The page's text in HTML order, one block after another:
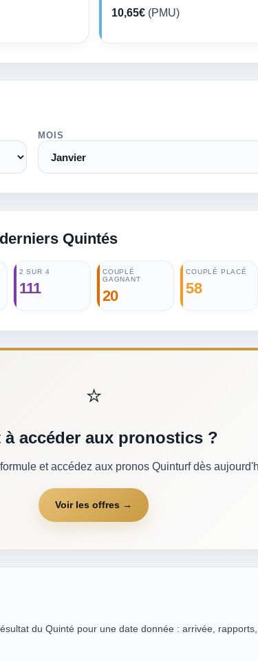
10,65€ (PMU)
MOIS
Quintés
2 SUR 4
111
COUPLÉ
GAGNANT
20
COUPLÉ PLACÉ
58
⭐
à accéder aux pronostics ?
et accédez aux pronos Quinturf dès
Voir les offres →
du Quinté pour une date donnée : arrivée,